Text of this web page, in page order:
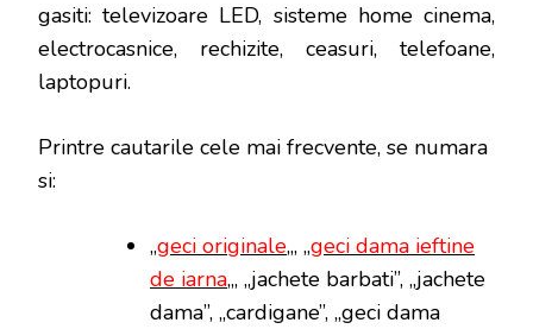
gasiti: televizoare LED, sisteme home cinema,
electrocasnice, rechizite, ceasuri, telefoane,
laptopuri.
Printre cautarile cele mai frecvente, se numara
si:
„geci originale„, „geci dama ieftine
de iarna„, „jachete barbati”, „jachete
dama”, „cardigane”, „geci dama